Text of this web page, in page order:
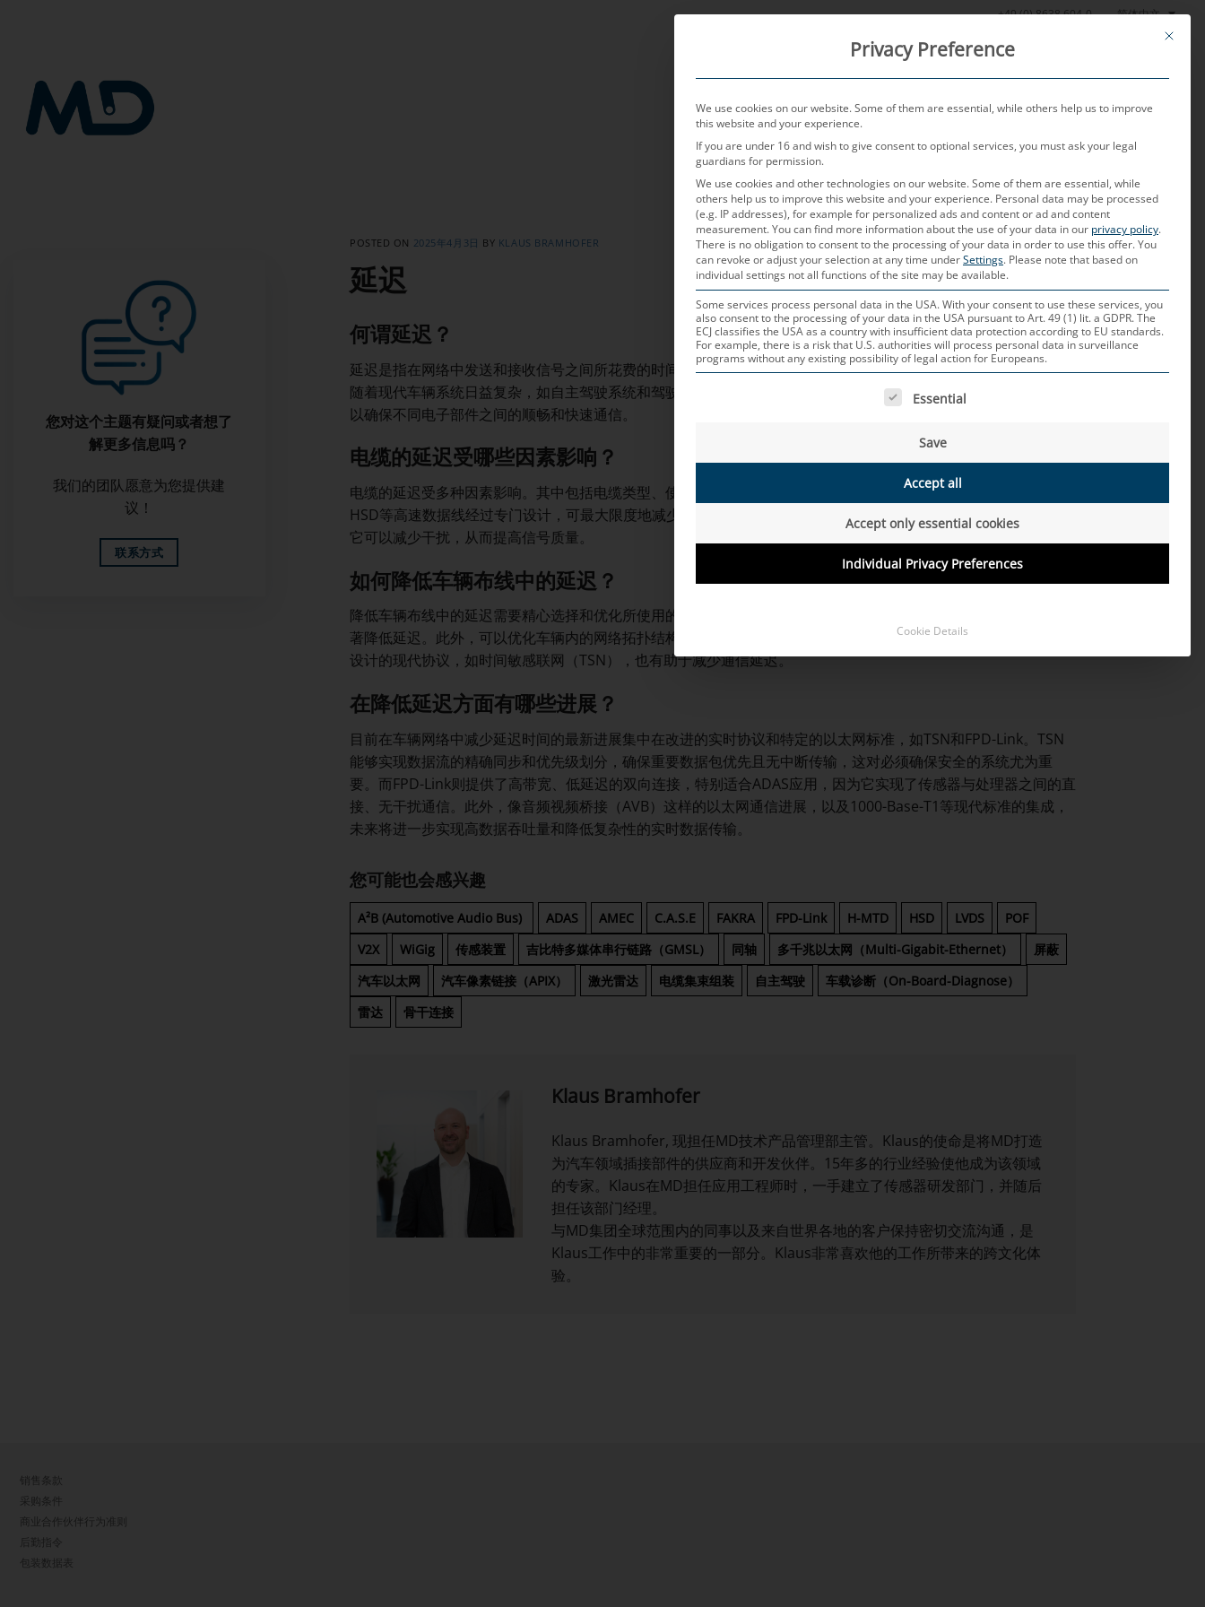
+49 (0) 8638 604-0 简体中文
产品领域 产品 测试实验室 当前 关于我们 联系我们
您对这个主题有疑问或者想了
解更多信息吗？
我们的团队愿意为您提供建
议！
联系方式
POSTED ON 2025年4月3日 BY KLAUS BRAMHOFER
延迟
何谓延迟？
延迟是指在网络中发送和接收信号之间所花费的时间。在汽车领域，延迟特指车载网络内部数据传输的滞后现象。
随着现代车辆系统日益复杂，如自主驾驶系统和驾驶员辅助系统（ADAS）的普及，减少延迟时间变得越来越重要，
以确保不同电子部件之间的顺畅和快速通信。
电缆的延迟受哪些因素影响？
电缆的延迟受多种因素影响。其中包括电缆类型、使用的插拔连接器、电缆长度以及网络中的节点数量。H-MTD或
HSD等高速数据线经过专门设计，可最大限度地减少延迟并确保快速信号传输。电缆的屏蔽也起着重要作用，因为
它可以减少干扰，从而提高信号质量。
如何降低车辆布线中的延迟？
降低车辆布线中的延迟需要精心选择和优化所使用的部件。为高速数据传输设计的高质量插拔连接器和电缆可以显
著降低延迟。此外，可以优化车辆内的网络拓扑结构，以最小化节点数量并缩短直接传输路径。使用专为低延迟而
设计的现代协议，如时间敏感联网（TSN），也有助于减少通信延迟。
在降低延迟方面有哪些进展？
目前在车辆网络中减少延迟时间的最新进展集中在改进的实时协议和特定的以太网标准，如TSN和FPD-Link。TSN
能够实现数据流的精确同步和优先级划分，确保重要数据包优先且无中断传输，这对必须确保安全的系统尤为重
要。而FPD-Link则提供了高带宽、低延迟的双向连接，特别适合ADAS应用，因为它实现了传感器与处理器之间的直
接、无干扰通信。此外，像音频视频桥接（AVB）这样的以太网通信进展，以及1000-Base-T1等现代标准的集成，
未来将进一步实现高数据吞吐量和降低复杂性的实时数据传输。
您可能也会感兴趣
A²B (Automotive Audio Bus) ADAS AMEC C.A.S.E FAKRA FPD-Link H-MTD HSD LVDS
POF
V2X
WiGig 传感装置 吉比特多媒体串行链路（GMSL） 同轴 多千兆以太网（Multi-Gigabit-Ethernet）
屏蔽
汽车以太网
汽车像素链接（APIX） 激光雷达 电缆集束组装 自主驾驶
车载诊断（On-Board-Diagnose）
雷达
骨干连接
Klaus Bramhofer
Klaus Bramhofer, 现担任MD技术产品管理部主管。Klaus的使命是将MD打造
为汽车领域插接部件的供应商和开发伙伴。15年多的行业经验使他成为该领域
的专家。Klaus在MD担任应用工程师时，一手建立了传感器研发部门，并随后
担任该部门经理。
与MD集团全球范围内的同事以及来自世界各地的客户保持密切交流沟通，是
Klaus工作中的非常重要的一部分。Klaus非常喜欢他的工作所带来的跨文化体
验。
销售条款
采购条件
商业合作伙伴行为准则
后勤指令
包装数据表
This
Privacy Preference
We use cookies on our website. Some of them are essential, while others help us to improve
this website and your experience.
If you are under 16 and wish to give consent to optional services, you must ask your legal
guardians for permission.
We use cookies and other technologies on our website. Some of them are essential, while
others help us to improve this website and your experience. Personal data may be processed
(e.g. IP addresses), for example for personalized ads and content or ad and content
measurement.You can find more information about the use of your data in our privacy policy.
There is no obligation to consent to the processing of your data in order to use this offer.You
can revoke or adjust your selection at any time underSettings. Please note that based on
individual settings not all functions of the site may be available.
Some services process personal data in the USA. With your consent to use these services, you
also consent to the processing of your data in the USA pursuant to Art. 49 (1) lit. a GDPR. The
ECJ classifies the USA as a country with insufficient data protection according to EU standards.
For example, there is a risk that U.S. authorities will process personal data in surveillance
programs without any existing possibility of legal action for Europeans.
THE FOLLOWING IS A LIST OF SERVICE GROUPS FOR WHICH CONSENT
Essential
Save
Accept all
Accept only essential cookies
Individual Privacy Preferences
Cookie Details